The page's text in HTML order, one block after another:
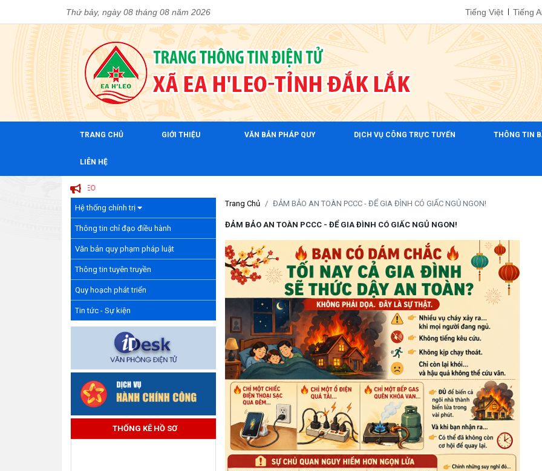
Thứ bảy, ngày 08 tháng 08 năm 2026 Tiếng Việt Tiếng
TRANG CHỦ GIỚI THIỆU VĂN BẢN PHÁP QUY DỊCH VỤ CÔNG TRỰC TUYẾN THÔNG TIN
LIÊN HỆ
Hệ thống chính trị
Thông tin chỉ đạo điều hành
Văn bản quy phạm pháp luật
Thông tin tuyên truyền
Quy hoạch phát triển
Tin tức - Sự kiện
THỐNG KÊ HỒ SƠ
Trang Chủ ĐẢM BẢO AN TOÀN PCCC - ĐỂ GIA ĐÌNH CÓ GIẤC NGỦ NGON!
ĐẢM BẢO AN TOÀN PCCC - ĐỂ GIA ĐÌNH CÓ GIẤC NGỦ NGON!